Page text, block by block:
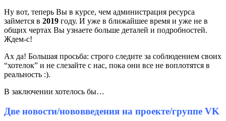
Ну вот, теперь Вы в курсе, чем администрация ресурса
займется в 2019 году. И уже в ближайшее время и уже не в
общих чертах Вы узнаете больше деталей и подробностей.
Ждем-с!
Ах да! Большая просьба: строго следите за соблюдением своих
“хотелок” и не слезайте с нас, пока они все не воплотятся в
реальность :).
В заключении хотелось бы…
Две новости/нововведения на проекте/группе VK